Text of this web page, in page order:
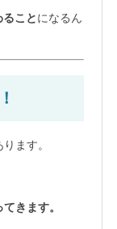
ことになるん
ます。
きます。